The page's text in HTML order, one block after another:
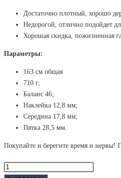
900
Достаточно плотный, хорошо
Недорогой, отлично подойдет
Хорошая скидка, пожизненная
Параметры:
163 см общая
710 г;
Баланс 46;
Наклейка 12,8 мм;
Середина 17,8 мм;
Пятка 28,5 мм.
Покупайте и берегите время и нервы!
Количество